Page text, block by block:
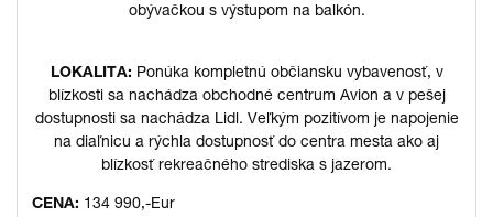
obývačkou s výstupom na balkón.
LOKALITA: Ponúka kompletnú občiansku vybavenosť, v
blízkosti sa nachádza obchodné centrum Avion a v pešej
dostupnosti sa nachádza Lidl. Veľkým pozitívom je napojenie
na diaľnicu a rýchla dostupnosť do centra mesta ako aj
blízkosť rekreačného strediska s jazerom.
CENA: 134 990,-Eur